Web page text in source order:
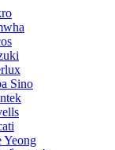
Sino
Yeong